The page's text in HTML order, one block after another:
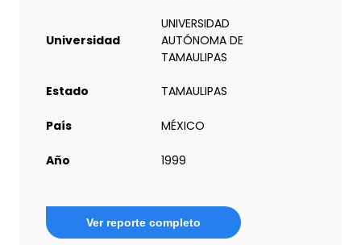
Universidad
UNIVERSIDAD
AUTÓNOMA DE
TAMAULIPAS
Estado TAMAULIPAS
País MÉXICO
Año 1999
Ver reporte completo